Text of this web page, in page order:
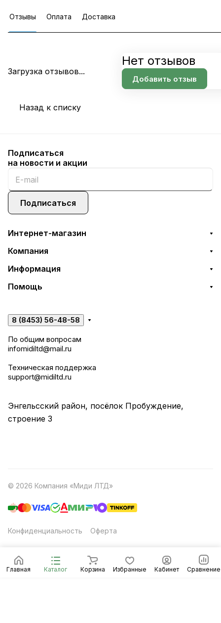
Отзывы Оплата Доставка
Загрузка отзывов...
Нет отзывов
Добавить отзыв
Назад к списку
Главная Каталог Корзина Избранные Кабинет Сравнение
Подписаться
на новости и акции
Подписаться
Интернет-магазин
Компания
Информация
Помощь
8 (8453) 56-48-58
По общим вопросам
infomidiltd@mail.ru
Техническая поддержка
support@midiltd.ru
Энгельсский район, посёлок Пробуждение,
строение 3
© 2026 Компания «Миди ЛТД»
Конфиденциальность Оферта